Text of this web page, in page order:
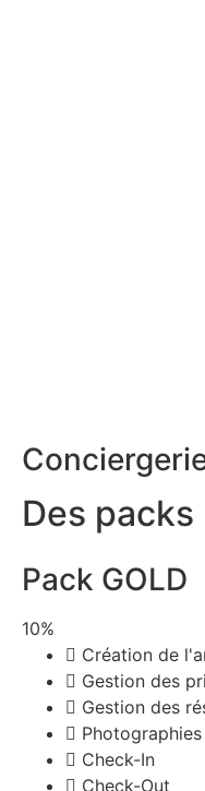
Des
Pack GOLD
10%
Création de
Gestion des
Gestion des
Check-In
Check-Out